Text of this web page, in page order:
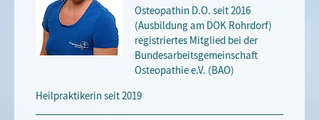
Osteopathin D.O. seit 2016
(Ausbildung am DOK Rohrdorf)
registriertes Mitglied bei der
Bundesarbeitsgemeinschaft
Osteopathie e.V. (BAO)
Heilpraktikerin seit 2019